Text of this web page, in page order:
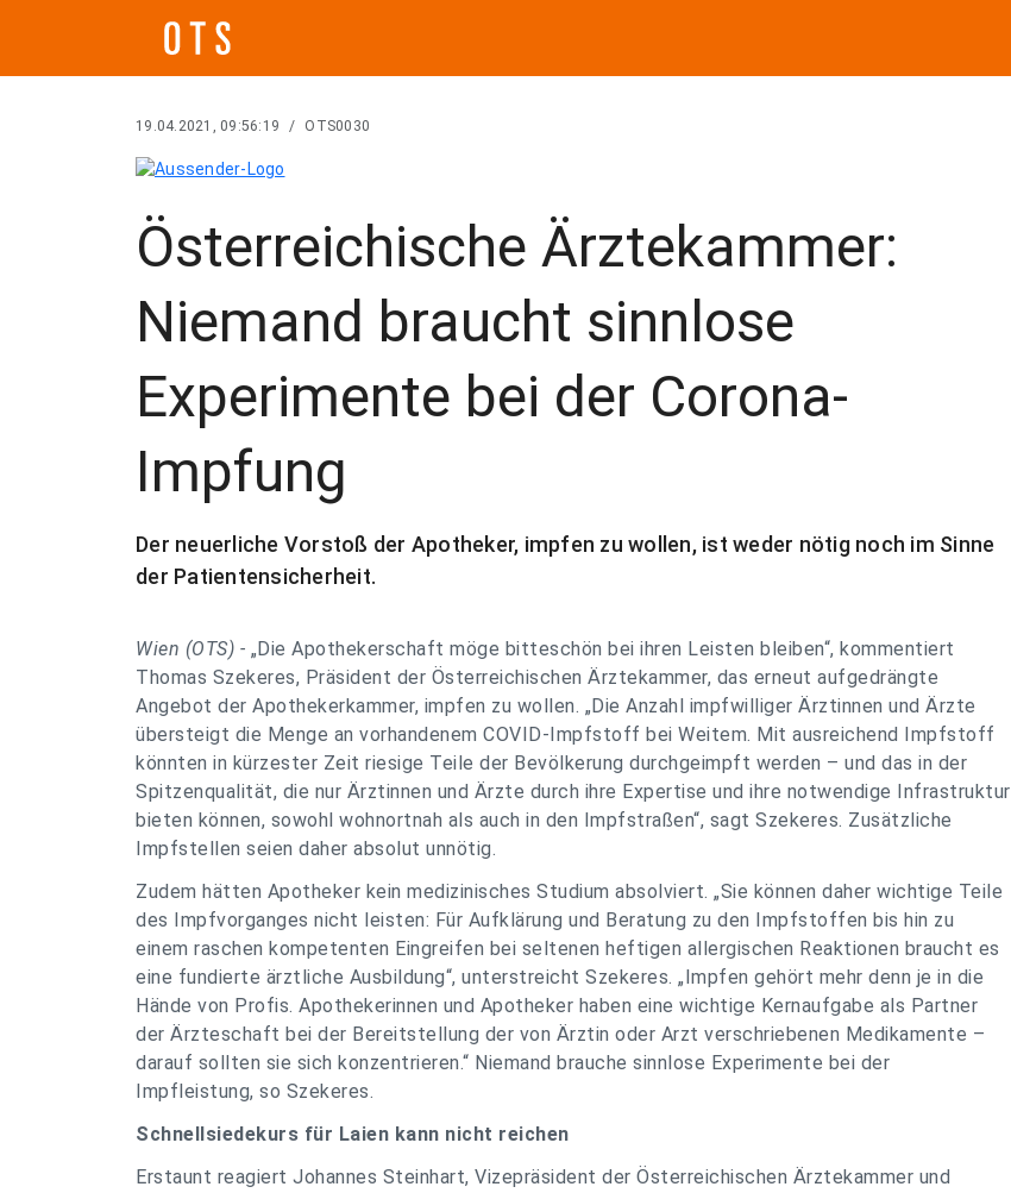
19.04.2021, 09:56:19 / OTS0030
Österreichische Ärztekammer:
Niemand braucht sinnlose
Experimente bei der Corona-
Impfung
Der neuerliche Vorstoß der Apotheker, impfen zu wollen, ist weder nötig noch im Sinne
der Patientensicherheit.
Wien (OTS) - „Die Apothekerschaft möge bitteschön bei ihren Leisten bleiben“, kommentiert
Thomas Szekeres, Präsident der Österreichischen Ärztekammer, das erneut aufgedrängte
Angebot der Apothekerkammer, impfen zu wollen. „Die Anzahl impfwilliger Ärztinnen und Ärzte
übersteigt die Menge an vorhandenem COVID-Impfstoff bei Weitem. Mit ausreichend Impfstoff
könnten in kürzester Zeit riesige Teile der Bevölkerung durchgeimpft werden – und das in der
Spitzenqualität, die nur Ärztinnen und Ärzte durch ihre Expertise und ihre notwendige Infrastruktur
bieten können, sowohl wohnortnah als auch in den Impfstraßen“, sagt Szekeres. Zusätzliche
Impfstellen seien daher absolut unnötig.
Zudem hätten Apotheker kein medizinisches Studium absolviert. „Sie können daher wichtige Teile
des Impfvorganges nicht leisten: Für Aufklärung und Beratung zu den Impfstoffen bis hin zu
einem raschen kompetenten Eingreifen bei seltenen heftigen allergischen Reaktionen braucht es
eine fundierte ärztliche Ausbildung“, unterstreicht Szekeres. „Impfen gehört mehr denn je in die
Hände von Profis. Apothekerinnen und Apotheker haben eine wichtige Kernaufgabe als Partner
der Ärzteschaft bei der Bereitstellung der von Ärztin oder Arzt verschriebenen Medikamente –
darauf sollten sie sich konzentrieren.“ Niemand brauche sinnlose Experimente bei der
Impfleistung, so Szekeres.
Schnellsiedekurs für Laien kann nicht reichen
Erstaunt reagiert Johannes Steinhart, Vizepräsident der Österreichischen Ärztekammer und